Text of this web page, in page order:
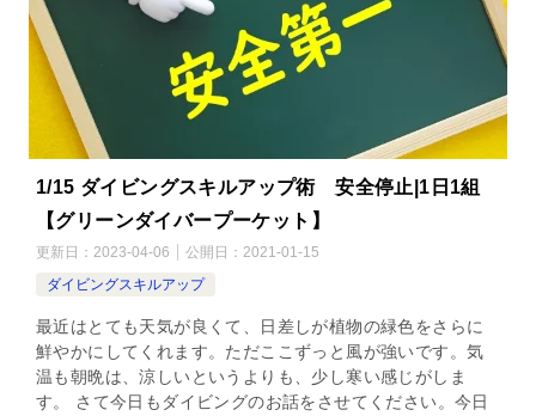
1/15 ダイビングスキルアップ術 安全停止|1日1組
【グリーンダイバープーケット】
更新日： 2023-04-06 公開日： 2021-01-15
ダイビングスキルアップ
最近はとても天気が良くて、日差しが植物の緑色をさらに
鮮やかにしてくれます。ただここずっと風が強いです。気
温も朝晩は、涼しいというよりも、少し寒い感じがしま
す。 さて今日もダイビングのお話をさせてください。今日